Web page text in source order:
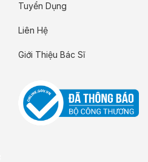
Tuyển Dụng
Liên Hệ
Giới Thiệu Bác Sĩ